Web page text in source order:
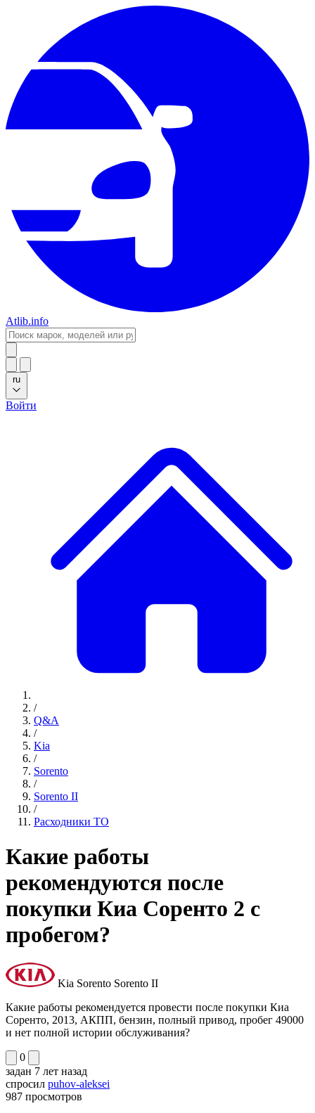
Atlib.info
ru
Войти
/
Q&A
/
Kia
/
Sorento
/
Sorento II
/
Расходники ТО
Какие работы
рекомендуются после
покупки Киа Соренто 2 с
пробегом?
Kia Sorento Sorento II
Какие работы рекомендуется провести после покупки Киа
Соренто, 2013, АКПП, бензин, полный привод, пробег 49000
и нет полной истории обслуживания?
0
задан 7 лет назад
спросил puhov-aleksei
987 просмотров